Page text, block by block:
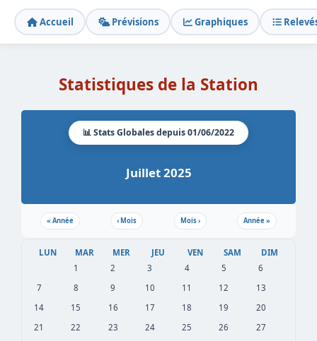
Accueil Prévisions Graphiques
Statistiques de la Station
📊 Stats Globales depuis 01/06/2022
Juillet 2025
« Année ‹Mois Mois› Année»
LUN MAR MER JEU VEN SAM
DIM
1
2 3 4 5
6
7
8 9 10 11 12
13
14
15 16 17 18 19
20
21
22 23 24 25 26
27